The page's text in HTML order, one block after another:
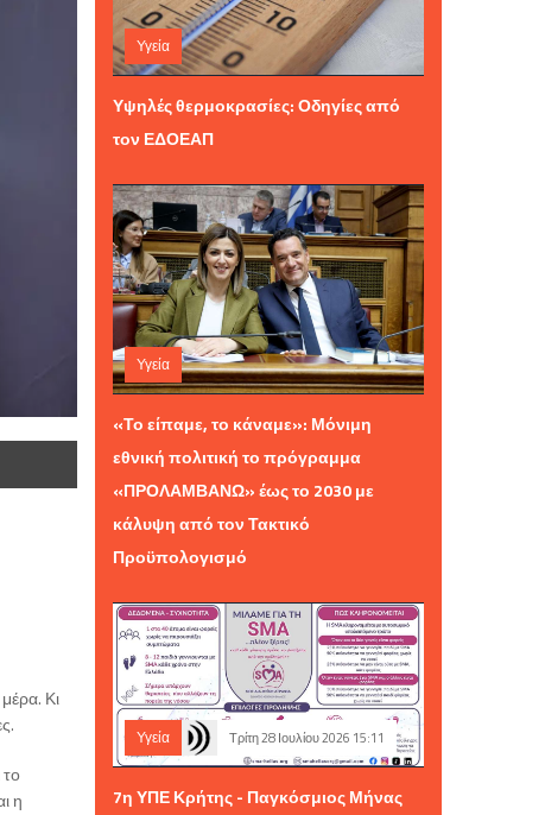
Κι
η
Υγεία
Πέμπτη 06 Αυγούστου 2026 11:59
Υψηλές θερμοκρασίες: Οδηγίες από
τον ΕΔΟΕΑΠ
Υγεία
Σάββατο 01 Αυγούστου 2026 12:01
«Το είπαμε, το κάναμε»: Μόνιμη
εθνική πολιτική το πρόγραμμα
«ΠΡΟΛΑΜΒΑΝΩ» έως το 2030 με
κάλυψη από τον Τακτικό
Προϋπολογισμό
Υγεία Τρίτη 28 Ιουλίου 2026 15:11
7η ΥΠΕ Κρήτης - Παγκόσμιος Μήνας